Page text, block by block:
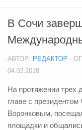
В Сочи
АВТОР: РЕДАКТОР ·
04.02.2018
На протяжении трех
главе с
Воронковым,
площадки и